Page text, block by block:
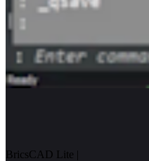
BricsCAD Lite |